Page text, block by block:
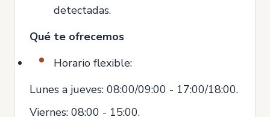
detectadas.
Qué te ofrecemos
Horario flexible:
Lunes a jueves: 08:00/09:00 - 17:00/18:00.
Viernes: 08:00 - 15:00.